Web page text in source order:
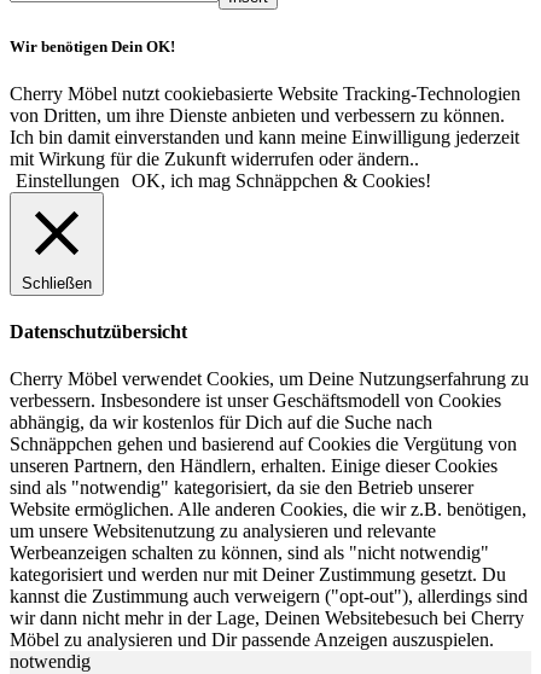
Wir benötigen Dein OK!
Cherry Möbel nutzt cookiebasierte Website Tracking-Technologien
von Dritten, um ihre Dienste anbieten und verbessern zu können.
Ich bin damit einverstanden und kann meine Einwilligung jederzeit
mit Wirkung für die Zukunft widerrufen oder ändern..
Einstellungen
OK, ich mag Schnäppchen & Cookies!
Schließen
Datenschutzübersicht
Cherry Möbel verwendet Cookies, um Deine Nutzungserfahrung zu
verbessern. Insbesondere ist unser Geschäftsmodell von Cookies
abhängig, da wir kostenlos für Dich auf die Suche nach
Schnäppchen gehen und basierend auf Cookies die Vergütung von
unseren Partnern, den Händlern, erhalten. Einige dieser Cookies
sind als "notwendig" kategorisiert, da sie den Betrieb unserer
Website ermöglichen. Alle anderen Cookies, die wir z.B. benötigen,
um unsere Websitenutzung zu analysieren und relevante
Werbeanzeigen schalten zu können, sind als "nicht notwendig"
kategorisiert und werden nur mit Deiner Zustimmung gesetzt. Du
kannst die Zustimmung auch verweigern ("opt-out"), allerdings sind
wir dann nicht mehr in der Lage, Deinen Websitebesuch bei Cherry
Möbel zu analysieren und Dir passende Anzeigen auszuspielen.
notwendig